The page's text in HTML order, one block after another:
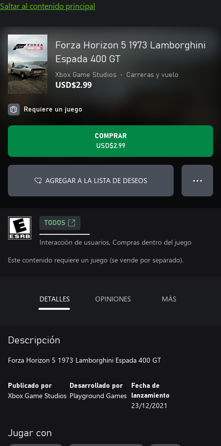
Saltar al contenido principal
Forza Horizon 5 1973 Lamborghini
Espada 400 GT
Xbox Game Studios • Carreras y vuelo
USD$2.99
Requiere un juego
COMPRAR
USD$2.99
AGREGAR A LA LISTA DE DESEOS ● ● ●
TODOS
Interacción de usuarios, Compras dentro del juego
Este contenido requiere un juego (se vende por separado).
DETALLES OPINIONES MÁS
Descripción
Forza Horizon 5 1973 Lamborghini Espada 400 GT
Publicado por
Xbox Game Studios
Desarrollado por
Playground Games
Fecha de
lanzamiento
23/12/2021
Jugar con